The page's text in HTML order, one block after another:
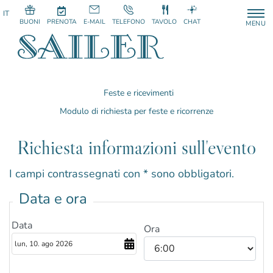
MENU
BUONI PRENOTA E-MAIL TELEFONO TAVOLO CHAT
Feste e ricevimenti
Modulo di richiesta per feste e ricorrenze
Richiesta informazioni sull'evento
I campi contrassegnati con * sono obbligatori.
Data e ora
Data
agosto 2026
Ora